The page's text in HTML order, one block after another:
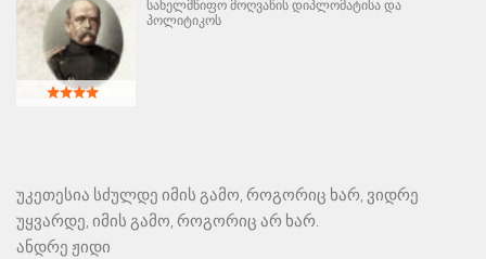
სახელმწიფო მოღვაწის დიპლომატისა და
პოლიტიკოს
უკეთესია სძულდე იმის გამო, როგორიც ხარ, ვიდრე
უყვარდე, იმის გამო, როგორიც არ ხარ.
ანდრე ჟიდი